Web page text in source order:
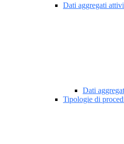
Dati aggregati
Dati
Tipologie di